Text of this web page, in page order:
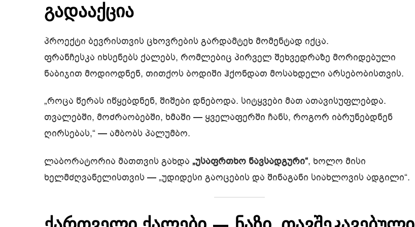
გადააქცია
პროექტი ბევრისთვის ცხოვრების გარდამტეხ მომენტად იქცა.
ფრანჩესკა იხსენებს ქალებს, რომლებიც პირველ შეხვედრაზე მორიდებული
ნაბიჯით მოდიოდნენ, თითქოს ბოდიში ჰქონდათ მოსახდელი არსებობისთვის.
„როცა წერას იწყებდნენ, შიშები დნებოდა. სიტყვები მათ ათავისუფლებდა.
თვალებში, მოძრაობებში, ხმაში — ყველაფერში ჩანს, როგორ იბრუნებდნენ
ღირსებას,“ — ამბობს პალუმბო.
ლაბორატორია მათთვის გახდა „უსაფრთხო ნავსადგური“, ხოლო მისი
ხელმძღვანელისთვის — „უდიდესი გაოცების და შინაგანი სიახლოვის ადგილი“.